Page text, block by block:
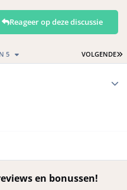
Reageer op deze discussie
VOLGENDE
5
en bonussen!